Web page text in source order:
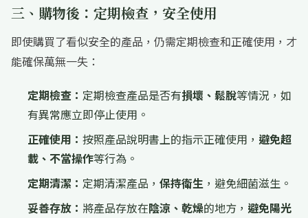
三、購物後：定期檢查，安全使用
即使購買了看似安全的產品，仍需定期檢查和正確使用，才
能確保萬無一失：
定期檢查： 定期檢查產品是否有損壞、鬆脫等情況，如
有異常應立即停止使用。
正確使用： 按照產品說明書上的指示正確使用， 避免超
載、不當操作等行為。
定期清潔： 定期清潔產品， 保持衛生 ，避免細菌滋生。
妥善存放： 將產品存放在陰涼、乾燥的地方， 避免陽光